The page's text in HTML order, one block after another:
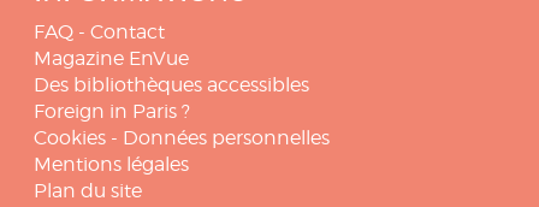
FAQ - Contact
Magazine EnVue
Des bibliothèques accessibles
Foreign in Paris ?
Cookies - Données personnelles
Mentions légales
Plan du site